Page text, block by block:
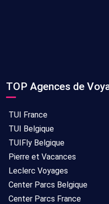
TOP Agences de
TUI France
TUI Belgique
TUIFly Belgique
Pierre et Vacances
Leclerc Voyages
Center Parcs Belgique
Center Parcs France